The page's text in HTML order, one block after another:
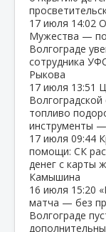
17 июля 14:02
Мужества —
Волгограде
сотрудника
Рыкова
17 июля 13:51
топливо
инструменты
17 июля 09:44
помощи: СК
денег с карты
Камышина
16 июля 15:20
матча — без
Волгограде